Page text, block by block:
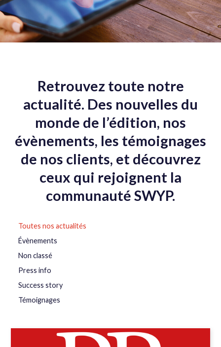
Retrouvez toute notre
actualité. Des nouvelles du
monde de l’édition, nos
évènements, les témoignages
de nos clients, et découvrez
ceux qui rejoignent la
communauté SWYP.
Toutes nos actualités
Évènements
Non classé
Press info
Success story
Témoignages